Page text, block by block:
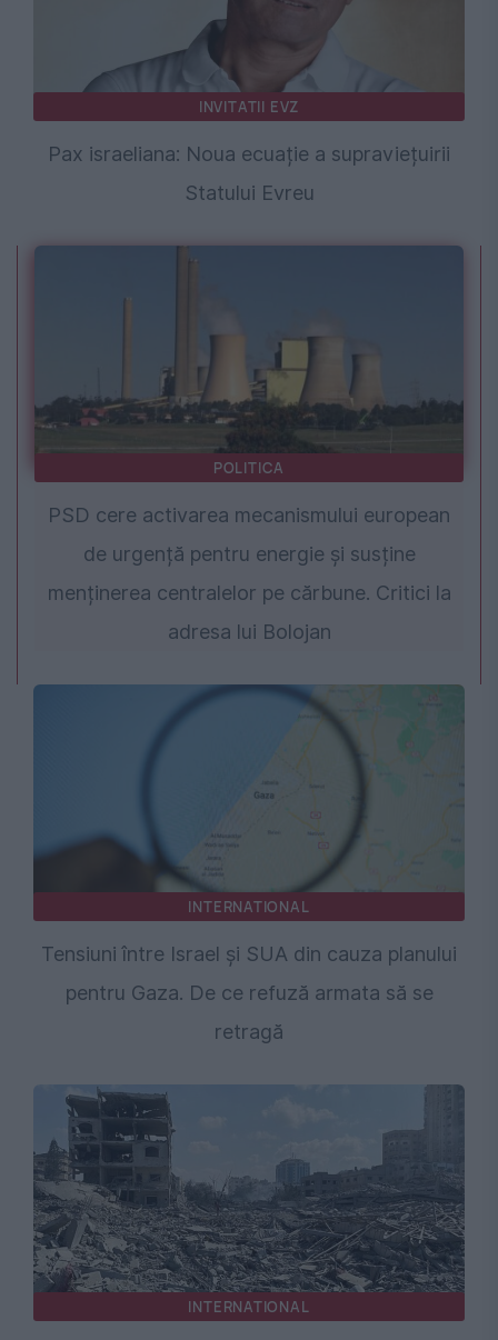
INVITATII EVZ
Pax israeliana: Noua ecuație a supraviețuirii
Statului Evreu
POLITICA
PSD cere activarea mecanismului european
de urgență pentru energie și susține
menținerea centralelor pe cărbune. Critici la
adresa lui Bolojan
INTERNATIONAL
Tensiuni între Israel și SUA din cauza planului
pentru Gaza. De ce refuză armata să se
retragă
INTERNATIONAL